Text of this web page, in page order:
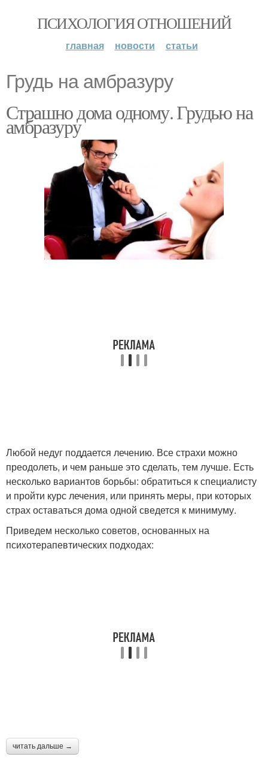
ПСИХОЛОГИЯ ОТНОШЕНИЙ
главная новости статьи
Грудь на амбразуру
Страшно дома одному. Грудью на
амбразуру
Любой недуг поддается лечению. Все страхи можно
преодолеть, и чем раньше это сделать, тем лучше. Есть
несколько вариантов борьбы: обратиться к специалисту
и пройти курс лечения, или принять меры, при которых
страх оставаться дома одной сведется к минимуму.
Приведем несколько советов, основанных на
психотерапевтических подходах:
читать дальше →